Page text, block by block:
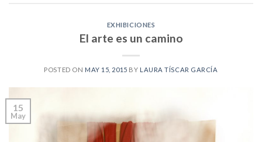
EXHIBICIONES
El arte es un camino
POSTED ON MAY 15, 2015 BY LAURA TÍSCAR GARCÍA
15
May